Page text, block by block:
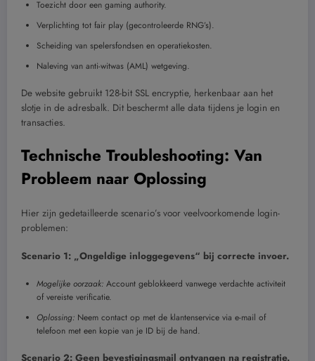
Toezicht door een gaming authority.
Verplichting tot fair play (gecontroleerde RNG’s).
Scheiding van spelersfondsen en operatiekosten.
Naleving van anti-witwas (AML) wetgeving.
De website gebruikt 128-bit SSL encryptie, herkenbaar aan het
slotje in de adresbalk. Dit beschermt alle data tijdens je login en
transacties.
Technische Troubleshooting: Van
Probleem naar Oplossing
Hier zijn gedetailleerde scenario’s voor veelvoorkomende login-
problemen:
Scenario 1: „Ongeldige inloggegevens“ bij correcte invoer.
Mogelijke oorzaak: Account geblokkeerd vanwege verdachte activiteit
of vereiste verificatie.
Oplossing: Neem contact op met de klantenservice via e-mail of
telefoon met een kopie van je ID bij de hand.
Scenario 2: Geen bevestigingsmail ontvangen na registratie.